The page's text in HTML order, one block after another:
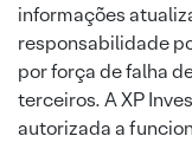
informações
responsabilidade
por força de falha
terceiros. A XP
autorizada a